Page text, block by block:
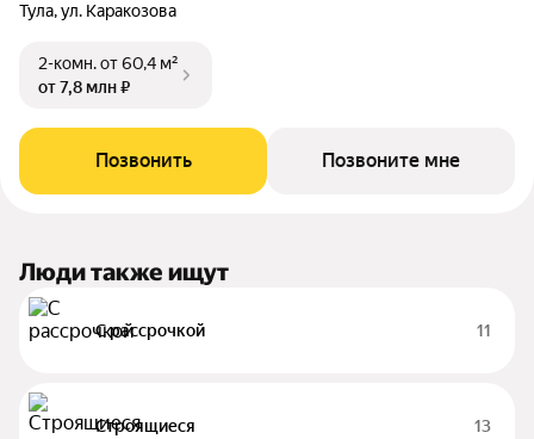
Тула, ул. Каракозова
2-комн.от 60,4 м²
от 7,8 млн ₽
Позвонить Позвоните мне
Люди также ищут
С рассрочкой 11
Строящиеся 13